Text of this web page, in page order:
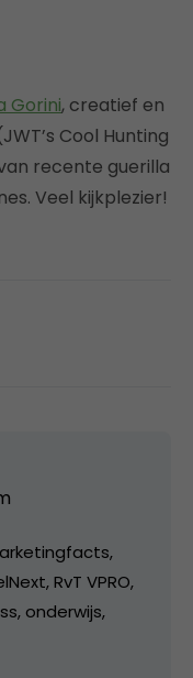
Gorini, creatief en
Cool Hunting
recente guerilla
Veel kijkplezier!
RvT VPRO,
onderwijs,